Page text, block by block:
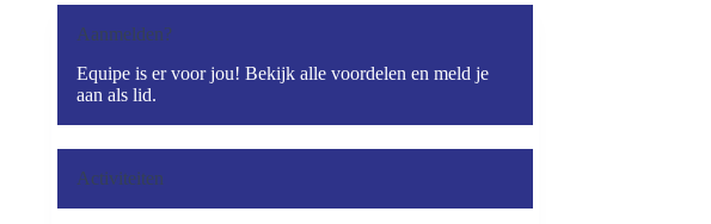
Aanmelden?
Equipe is er voor jou! Bekijk alle voordelen en meld je
aan als lid.
Activiteiten